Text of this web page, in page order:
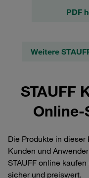
PDF
Weitere
STAUFF
Online-
Die Produkte in
Kunden und
STAUFF online
sicher und preiswert.